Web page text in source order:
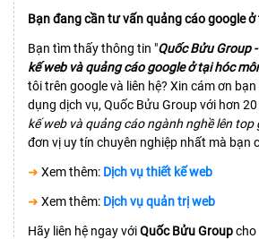
Bạn đang cần tư vấn quảng cáo google
Bạn tìm thấy thông tin "Quốc Bửu Group
kế web và quảng cáo google ở tại hóc
tôi trên google và liên hệ? Xin cám ơn
dụng dịch vụ, Quốc Bửu Group với hơn
kế web và quảng cáo ngành nghề lên top
đơn vị uy tín chuyên nghiệp nhất mà bạn
➜ Xem thêm: Dịch vụ thiết kế web
➜ Xem thêm: Dịch vụ quản trị web
Hãy liên hệ ngay vớiQuốc Bửu Groupcho